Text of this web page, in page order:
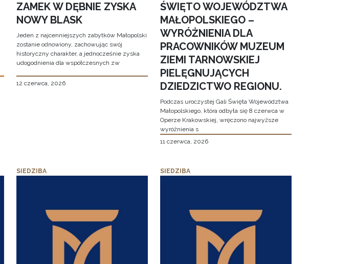
ZAMEK W DĘBNIE ZYSKA
NOWY BLASK
Jeden z najcenniejszych zabytków Małopolski
zostanie odnowiony, zachowując swój
historyczny charakter, a jednocześnie zyska
udogodnienia dla współczesnych zw
12 czerwca, 2026
ŚWIĘTO WOJEWÓDZTWA
MAŁOPOLSKIEGO –
WYRÓŻNIENIA DLA
PRACOWNIKÓW MUZEUM
ZIEMI TARNOWSKIEJ
PIELĘGNUJĄCYCH
DZIEDZICTWO REGIONU.
Podczas uroczystej Gali Święta Województwa
Małopolskiego, która odbyła się 8 czerwca w
Operze Krakowskiej, wręczono najwyższe
wyróżnienia s
11 czerwca, 2026
SIEDZIBA SIEDZIBA